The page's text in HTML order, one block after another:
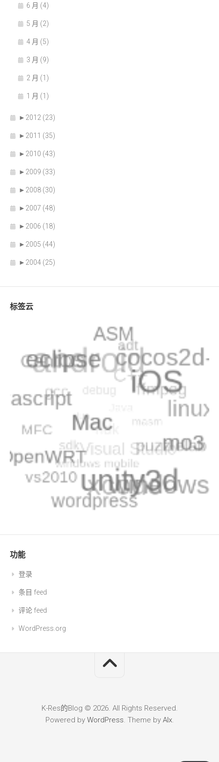
6 月 (4)
5 月 (2)
4 月 (5)
3 月 (9)
2 月 (1)
1 月 (1)
► 2012 (23)
► 2011 (35)
► 2010 (43)
► 2009 (33)
► 2008 (30)
► 2007 (48)
► 2006 (18)
► 2005 (44)
► 2004 (25)
标签云
功能
登录
条目 feed
评论 feed
WordPress.org
K-Res的Blog © 2026. All Rights Reserved.
Powered by WordPress. Theme by Alx.